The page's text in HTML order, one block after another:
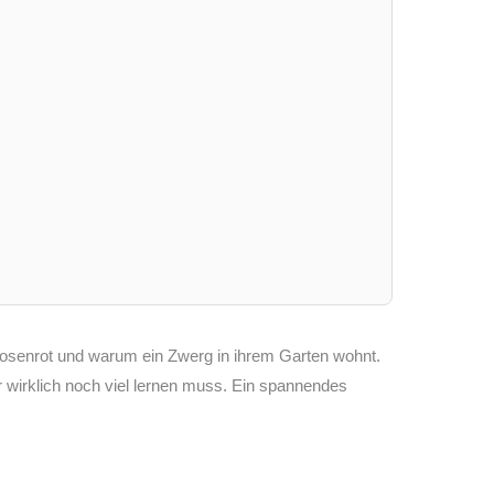
und warum ein Zwerg in ihrem Garten wohnt.
noch viel lernen muss. Ein spannendes